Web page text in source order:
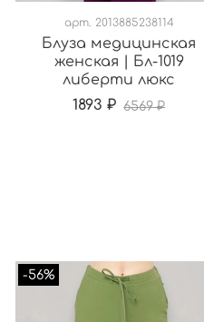
арт. 2013885238114
Блуза медицинская
женская | Бл-1019
либерти люкс
1893 ₽ 6569 ₽
-56%